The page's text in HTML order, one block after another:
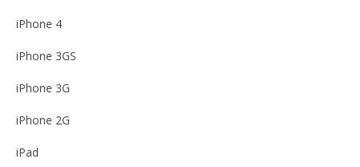
iPhone 4
iPhone 3GS
iPhone 3G
iPhone 2G
iPad